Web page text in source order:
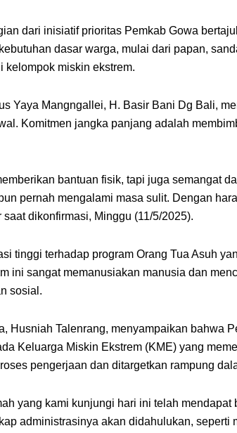
dari inisiatif prioritas Pemkab Gowa
dasar warga, mulai dari papan,
kelompok miskin ekstrem.
Yaya Mangngallei, H. Basir Bani Dg Bali,
Komitmen jangka panjang adalah
bantuan fisik, tapi juga semangat
pernah mengalami masa sulit. Dengan
saat dikonfirmasi, Minggu (11/5/2025).
tinggi terhadap program Orang Tua Asuh
ini sangat memanusiakan manusia dan
sosial.
Husniah Talenrang, menyampaikan bahwa
Keluarga Miskin Ekstrem (KME) yang
pengerjaan dan ditargetkan rampung
yang kami kunjungi hari ini telah
administrasinya akan didahulukan,